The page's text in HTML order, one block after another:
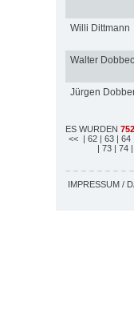
Willi Dittmann
Walter
Jürgen
ES WURDEN
<< | 62 | 63 | 64
| 73 | 74
IMPRESSUM /